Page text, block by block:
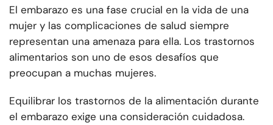
El embarazo es una fase crucial en la vida de una
mujer y las complicaciones de salud siempre
representan una amenaza para ella. Los trastornos
alimentarios son uno de esos desafíos que
preocupan a muchas mujeres.
Equilibrar los trastornos de la alimentación durante
el embarazo exige una consideración cuidadosa.